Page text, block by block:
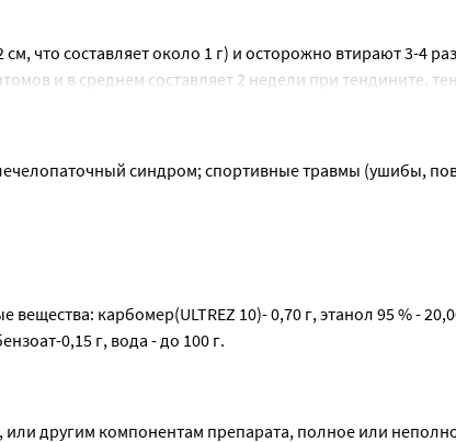
что составляет около 1 г) и осторожно втирают 3-4
и в среднем составляет 2 недели при тендините,
синдром; спортивные травмы (ушибы,
карбомер(ULTREZ 10)- 0,70 г, этанол 95 % -
0,15 г, вода - до 100 г.
другим компонентам препарата, полное или